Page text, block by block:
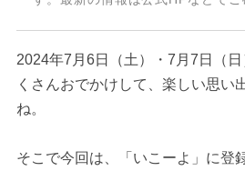
2024年7月6日（土）・7月7日（
くさんおでかけして、楽しい思い
ね。
そこで今回は、「いこーよ」に登